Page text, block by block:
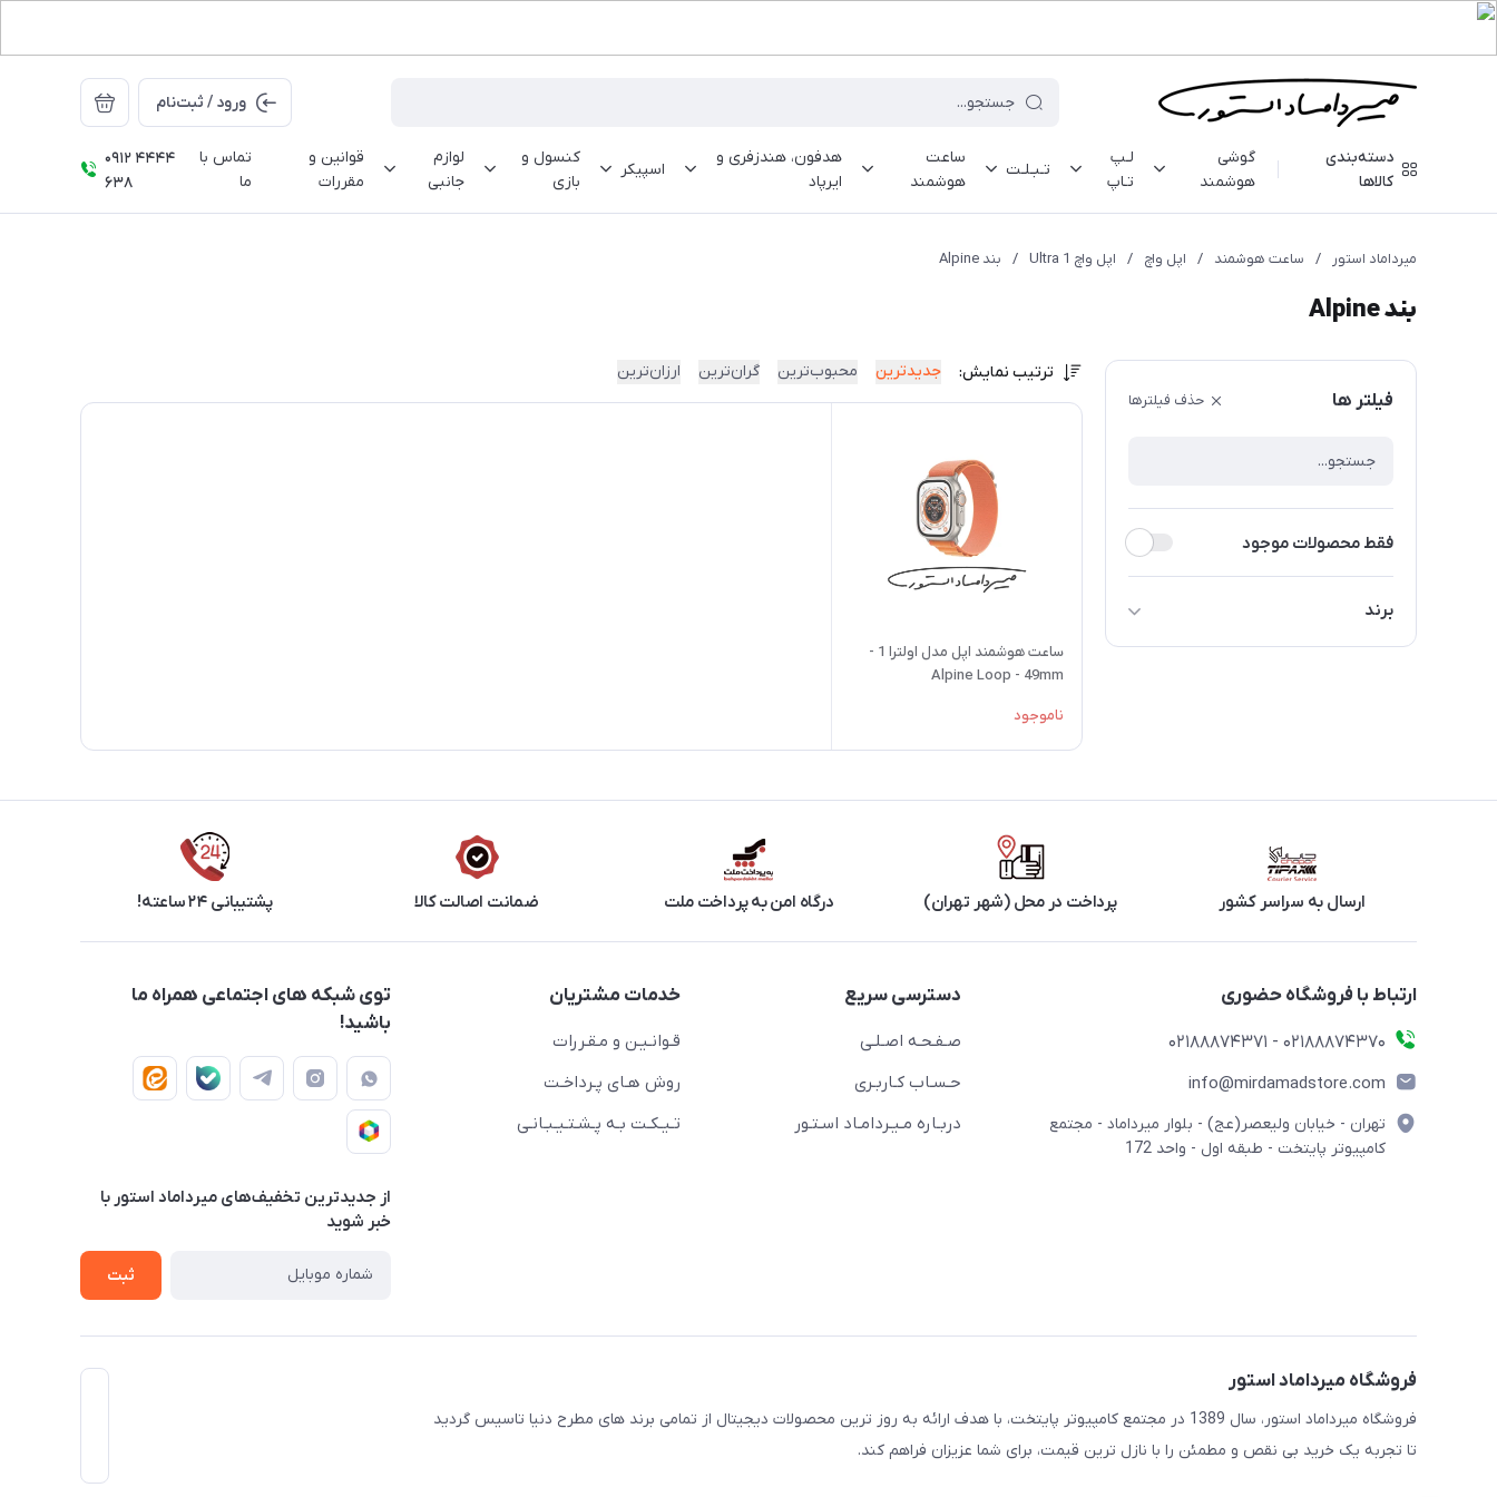
ورود / ثبت‌نام
دسته‌بندی
کالاها
گوشی
هوشمند
لـپ
تـاپ
تـبـلـت
ساعت
هوشمند
هدفون، هندزفری و
ایرپاد
اسپیکر
کنسول و
بازی
لوازم
جانبی
قوانین و
مقررات
تماس با
ما
0912 4444
638
میرداماد استور / ساعت هوشمند / اپل واچ / اپل واچ Ultra 1 / بند Alpine
بند Alpine
فیلتر ها حذف فیلترها
فقط محصولات موجود
برند
اپل
ترتیب نمایش: جدیدترین محبوب‌ترین گران‌ترین ارزان‌ترین
ساعت هوشمند اپل مدل اولترا 1 -
Alpine Loop - 49mm
ناموجود
ارسال به سراسر کشور پرداخت در محل (شهر تهران) درگاه امن به پرداخت ملت ضمانت اصالت کالا پشتیبانی ۲۴ ساعته!
ارتباط با فروشگاه حضوری
02188874370 - 02188874371
info@mirdamadstore.com
تهران - خیابان ولیعصر(عج) - بلوار میرداماد - مجتمع
کامپیوتر پایتخت - طبقه اول - واحد 172
دسترسی سریع
صـفـحـه اصـلـی
حـسـاب کـاربـری
دربـاره مـیـردامـاد اسـتـور
خدمات مشتریان
قـوانـیـن و مـقـررات
روش هـای پـرداخـت
تـیـکـت بـه پـشـتـیـبـانـی
توی شبکه های اجتماعی همراه ما
باشید!
از جدید‌ترین تخفیف‌های میرداماد استور با‌
خبر شوید
ثبت
فروشگاه میرداماد استور
فروشگاه میرداماد استور، سال 1389 در مجتمع کامپیوتر پایتخت، با هدف ارائه به روز ترین محصولات دیجیتال از تمامی برند های مطرح دنیا تاسیس گردید
تا تجربه یک خرید بی نقص و مطمئن را با نازل ترین قیمت، برای شما عزیزان فراهم کند.